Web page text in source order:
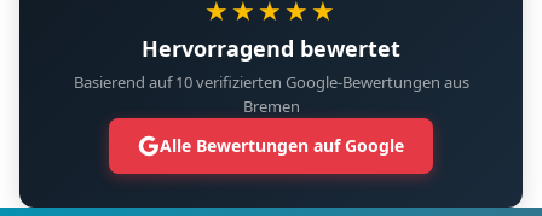
★★★★★
Hervorragend bewertet
Basierend auf 10 verifizierten Google-Bewertungen aus
Bremen
Alle Bewertungen auf Google